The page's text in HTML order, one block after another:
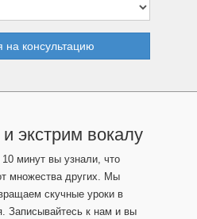
на консультацию
экстрим вокалу
минут вы узнали, что
множества других. Мы
скучные уроки в
Записывайтесь к нам и вы